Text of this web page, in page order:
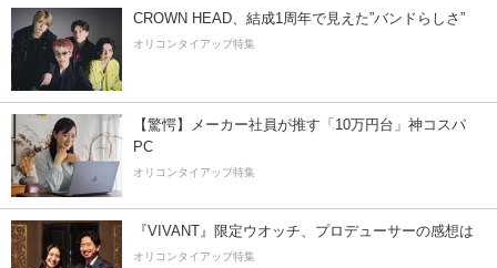
CROWN HEAD、結成1周年で見えた”バンドらしさ”
オリコンタイアップ特集
【驚愕】メーカー社員が推す「10万円台」神コスパ
PC
オリコンタイアップ特集
『VIVANT』限定ウオッチ、プロデューサーの感想は
オリコンタイアップ特集